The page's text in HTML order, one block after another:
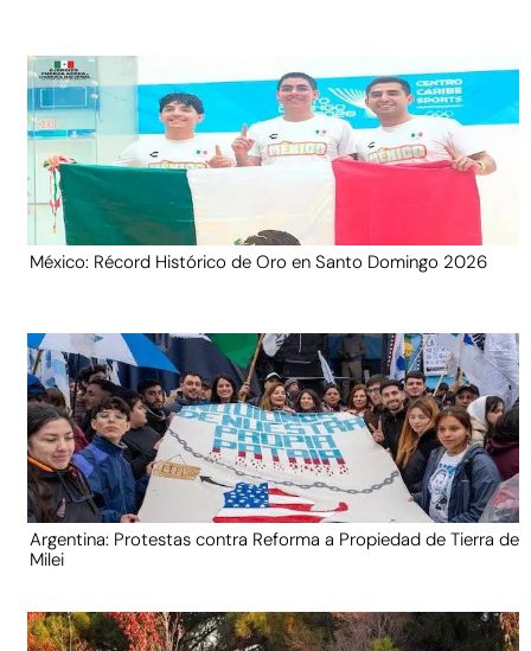
México: Récord Histórico de Oro en Santo Domingo 2026
Argentina: Protestas contra Reforma a Propiedad de Tierra de
Milei